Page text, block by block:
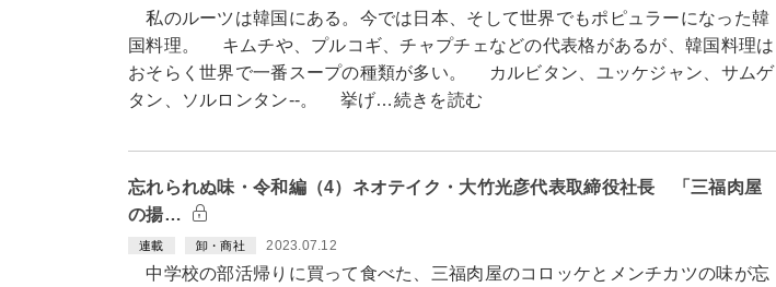
私のルーツは韓国にある。今では日本、そして世界でもポピュラーになった韓
国料理。 キムチや、プルコギ、チャプチェなどの代表格があるが、韓国料理は
おそらく世界で一番スープの種類が多い。 カルビタン、ユッケジャン、サムゲ
タン、ソルロンタン--。 挙げ…続きを読む
忘れられぬ味・令和編（4）ネオテイク・大竹光彦代表取締役社長 「三福肉屋
の揚…
連載 卸・商社 2023.07.12
中学校の部活帰りに買って食べた、三福肉屋のコロッケとメンチカツの味が忘